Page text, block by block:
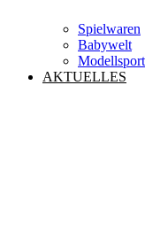
Spielwaren
Babywelt
Modellsport
AKTUELLES